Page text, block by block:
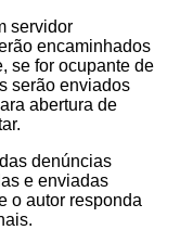
servidor
encaminhados
se for ocupante de
serão enviados
abertura de
denúncias
e enviadas
o autor responda